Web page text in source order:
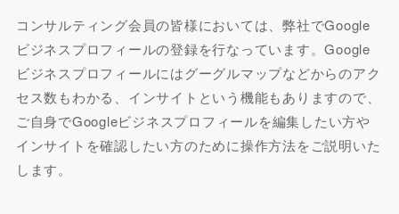
コンサルティング会員の皆様においては、弊社でGoogle
ビジネスプロフィールの登録を行なっています。Google
ビジネスプロフィールにはグーグルマップなどからのアク
セス数もわかる、インサイトという機能もありますので、
ご自身でGoogleビジネスプロフィールを編集したい方や
インサイトを確認したい方のために操作方法をご説明いた
します。